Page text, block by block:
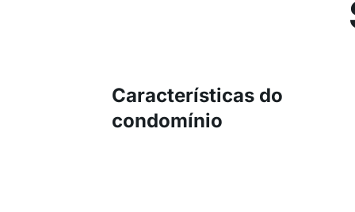
Características do
condomínio